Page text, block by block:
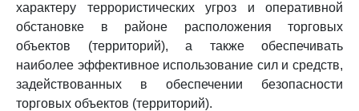
характеру террористических угроз и оперативной
обстановке в районе расположения торговых
объектов (территорий), а также обеспечивать
наиболее эффективное использование сил и средств,
задействованных в обеспечении безопасности
торговых объектов (территорий).